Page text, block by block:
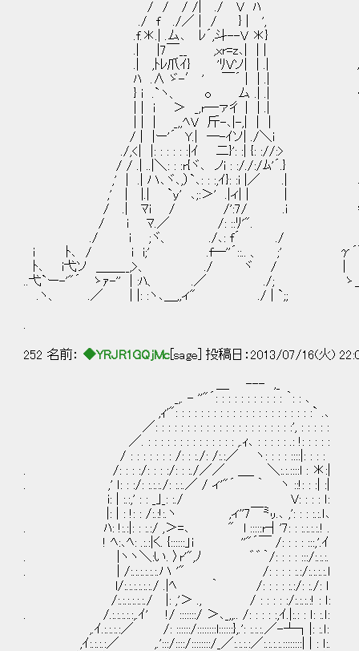
/ / / /| ./ V ﾊ
./ f ./／ | / } | ',
.f.＊.| .ム､ ﾚ´,斗--V ＊}
.| |7￣__ ,xr=z､| | |
.| ,ﾄﾚ爪ｲ} 'ﾘVソ| | .| 原子や電
ﾊ .∧ ゞ-′ ' ￣´ | | .|
} i .`ヽ、 o ム .| .| 位置と運動
| | i ＞ _,r―ァ彳 | | .|
| | | _,,ﾍV 斤-､|-,| | | 観測出
/ | |ー'´ Y.| ―-ｲソ| ./＼i
./,<| |: : : : : :|ｲ 二}': :| {: ://:> これは原
/ / .| ..|＼: : :r{ヾ､ ノi : :/./:/ﾑ'´.}
,' | .| ハ､ヾ､,）`､: : :,ｲ}: :i |／ .| 二つの
,' | |.| `y' ､;:＞' .|ィ| | |
/ .| ﾏi / /':7/ .i 特徴を表して
/ i ﾏ.／ /: ::ﾘ'".
./ i ;ヾ、 ./､: f´ ./
i ﾄ､ / i i;' .f―''´::.. 、 ;' γ´￣￣￣￣￣
ﾄ､ i弋ソ ＿＿__,>、 ./ ヾ / |
..弋`ー-'"´ ゝｧ-'' | :ﾊ、 .／ ./; ゝ＿＿＿＿
.ヽ、 .／ | |: :ヽ､＿,,ィ" ./ | `;;
252 名前： ◆YRJR1GQjMc [sage] 投稿日：2013/07/16(火)
＿ --- ,_
_,. - ''"´: : : : : : : : : : : ｀: : ､
,ｨ'": : : : : : : : : : : : : : : : : : : : : :` .､
／: : : : : : : : : : : : : : : : : : : : : :', : : : : :
／. : : : : : : : : : : : : : : ,.ｨ､ : : : : : .: !: : : : :
/ : : : : : : : /: : :./: /:.:／ ヽ: : : : ::::|: : : : 原子や
. /: : : :/: : : :/: : :./／／ ＿_ ＼:.:.::::l : ＊:|
. ,' ｌ: : :/: :.:.:./: :.:.／ / ィ'"´ ｀ ヽ ::!: : :| :| だ
i: | :.:,' : : _｣_: :./ V: : : : ｌ:
|: | : !: : /:.:!:.ヽ ,ィ''7￣㍉.､ ,': : : :.:.ｌ､ ”粒
. ﾊ: !:.:|: : :.:/ ,＞=､ " l :::::r┤'7: : :.:.:.:.! .
! ﾍ:､ﾍ: .:.:|く. {::::::」i ''"´￣ /: : : : :::,'.ｲ こ
. |ヽヽ＼:い. 〉r'",ﾉ ゛゛｀/: : : : :::/:.:.:.
. | /:.:.:.:.:.:.ハ '" /: : : : :.:/:.:.:.:.ｌ この量
l/:.:.:.:.:.:./ .|ﾍ ｀ /: : : : :.:/: :./: ｌ
/:.:.:.:.:.:./ |: ,'＞ ., / : : : : :/:.:.:.:! : ｌ:
. /.:.:.:.:.:,.ｲ' !/ :::::::/ ＞､_,,.. /: : : : :,ｲ.|:.: : ｌ: :.ｌ:
,.ｲ.:.:.:.:／ /: ::::::/::::::::l::::::},.': :.:.:.／-┴┐|: :.ｌ: ”観
,ｲ:.:.:.:／ ,.':::/::::/::::::::/_／:.:.:.:／:.:.:.:.::::::::| | : ｌ:.